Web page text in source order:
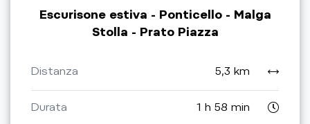
Escurisone estiva - Ponticello - Malga
Stolla - Prato Piazza
Distanza 5,3 km
Durata 1 h 58 min